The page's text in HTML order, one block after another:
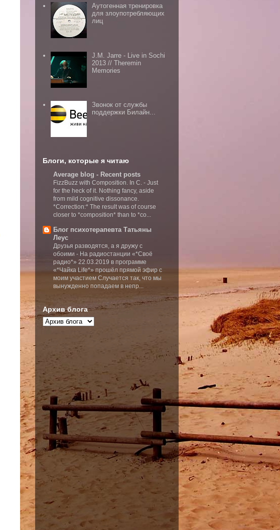
Аутогенная тренировка
для злоупотребляющих
лиц
J.M. Jarre - Live in Sochi
2013 // Theremin
Memories
Звонок от службы
поддержки Билайн...
Блоги, которые я читаю
Average blog - Recent posts
FizzBuzz with Composition. In C. - Just
for the heck of it. Nothing fancy, aside
from mild cognitive dissonance.
*Correction:* The result was of course
closer to *composition* than to *co...
Блог психотерапевта Татьяны
Леус
Друзья разводятся, а я дружу с
обоими - На радиостанции «*Своё
радио*» 22.03.2019 в программе
«*Чайка Life*» прошёл прямой эфир с
моим участием Случается так, что мы
вынужденно попадаем в непр...
Архив блога